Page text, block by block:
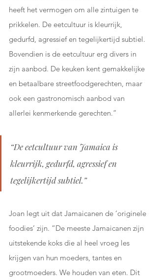
heeft het vermogen om alle zintuigen te
prikkelen. De eetcultuur is kleurrijk,
gedurfd, agressief en tegelijkertijd subtiel.
Bovendien is de eetcultuur erg divers in
zijn aanbod. De keuken kent gemakkelijke
en betaalbare streetfoodgerechten, maar
ook een gastronomisch aanbod van
allerlei kenmerkende gerechten.”
“De eetcultuur van Jamaica is
kleurrijk, gedurfd, agressief en
tegelijkertijd subtiel.”
Joan legt uit dat Jamaicanen de ‘originele
foodies’ zijn. “De meeste Jamaicanen zijn
uitstekende koks die al heel vroeg les
krijgen van hun moeders, tantes en
grootmoeders. We houden van eten. Dit